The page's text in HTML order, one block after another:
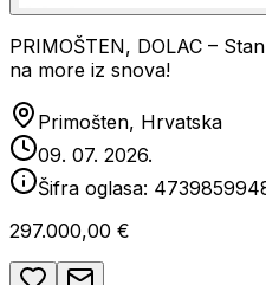
PRIMOŠTEN, DOLAC –
na more iz snova!
Primošten, Hrvatska
09. 07. 2026.
Šifra oglasa:
297.000,00 €